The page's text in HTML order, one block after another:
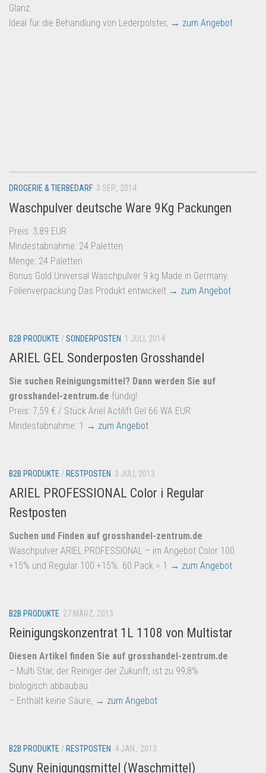
Glanz.
Ideal für die Behandlung von Lederpolster, → zum Angebot
DROGERIE & TIERBEDARF 3 SEP., 2014
Waschpulver deutsche Ware 9Kg Packungen
Preis: 3,89 EUR
Mindestabnahme: 24 Paletten
Menge: 24 Paletten
Bonus Gold Universal Waschpulver 9 kg Made in Germany.
Folienverpackung Das Produkt entwickelt → zum Angebot
B2B PRODUKTE /SONDERPOSTEN 1 JULI, 2014
ARIEL GEL Sonderposten Grosshandel
Sie suchen Reinigungsmittel? Dann werden Sie auf
grosshandel-zentrum.de fündig!
Preis: 7,59 € / Stück Ariel Actilift Gel 66 WA EUR
Mindestabnahme: 1 → zum Angebot
B2B PRODUKTE / RESTPOSTEN 3 JULI, 2013
ARIEL PROFESSIONAL Color i Regular
Restposten
Suchen und Finden auf grosshandel-zentrum.de
Waschpulver ARIEL PROFESSIONAL – im Angebot Color 100
+15% und Regular 100 +15%. 60 Pack = 1 → zum Angebot
B2B PRODUKTE 27 MÄRZ, 2013
Reinigungskonzentrat 1L 1108 von Multistar
Diesen Artikel finden Sie auf grosshandel-zentrum.de
– Multi Star, der Reiniger der Zukunft, ist zu 99,8%
biologisch abbaubau
– Enthält keine Säure, → zum Angebot
B2B PRODUKTE / RESTPOSTEN 4 JAN., 2013
Suny Reinigungsmittel (Waschmittel)